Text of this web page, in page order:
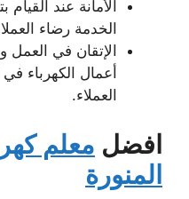
الأمانة عند
الخدمة رضاء
الإتقان في العمل
أعمال الكهرباء
العملاء.
افضل معلم
المنورة